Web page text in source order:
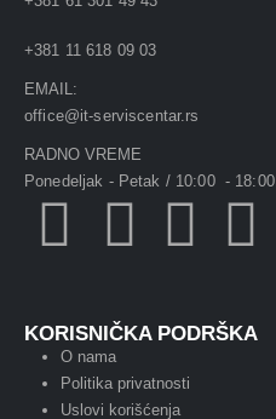
+381 11 618 09 03
EMAIL:
office@it-serviscentar.rs
RADNO VREME
Ponedeljak - Petak / 10:00 - 18:00
KORISNIČKA PODRŠKA
O nama
Politika privatnosti
Uslovi korišćenja